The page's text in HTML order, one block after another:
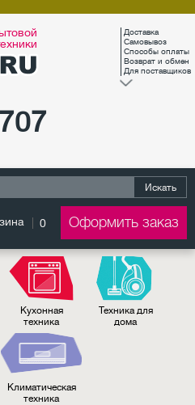
Доставка
Самовывоз
Способы оплаты
Возврат и обмен
Для поставщиков
Искать
0 Оформить заказ
Кухонная
техника
Техника для
дома
Климатическая
техника